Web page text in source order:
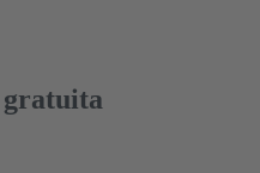
gratuita